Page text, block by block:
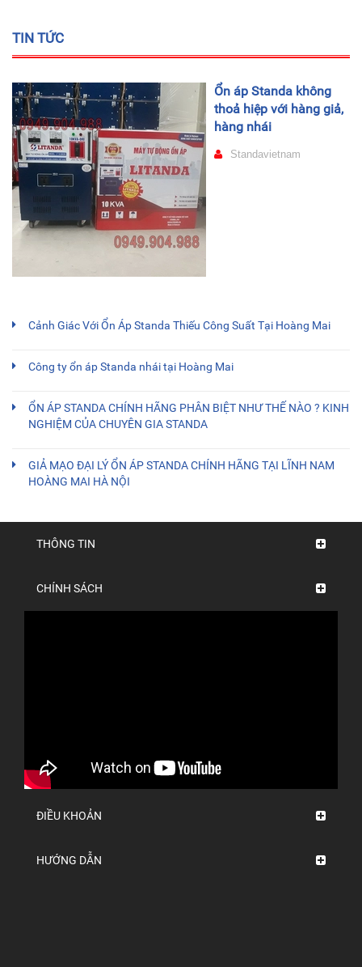
TIN TỨC
Ổn áp Standa không
thoả hiệp với hàng giả,
hàng nhái
Standavietnam
Cảnh Giác Với Ổn Áp Standa Thiếu Công Suất Tại Hoàng Mai
Công ty ổn áp Standa nhái tại Hoàng Mai
ỔN ÁP STANDA CHÍNH HÃNG PHÂN BIỆT NHƯ THẾ NÀO ? KINH
NGHIỆM CỦA CHUYÊN GIA STANDA
GIẢ MẠO ĐẠI LÝ ỔN ÁP STANDA CHÍNH HÃNG TẠI LĨNH NAM
HOÀNG MAI HÀ NỘI
THÔNG TIN
CHÍNH SÁCH
ĐIỀU KHOẢN
HƯỚNG DẪN